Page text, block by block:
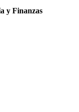
y Finanzas